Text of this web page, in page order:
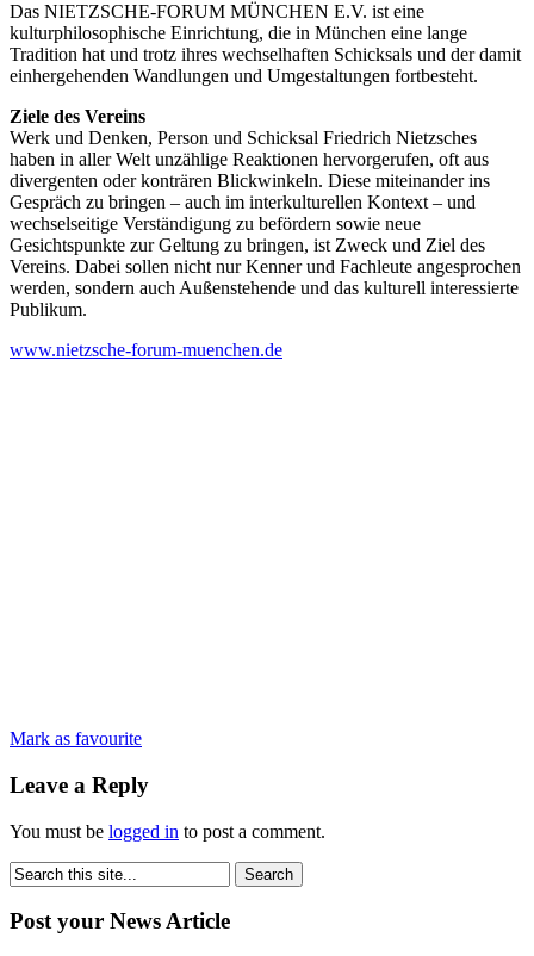
Das NIETZSCHE-FORUM MÜNCHEN E.V. ist eine
kulturphilosophische Einrichtung, die in München eine lange
Tradition hat und trotz ihres wechselhaften Schicksals und der damit
einhergehenden Wandlungen und Umgestaltungen fortbesteht.
Ziele des Vereins
Werk und Denken, Person und Schicksal Friedrich Nietzsches
haben in aller Welt unzählige Reaktionen hervorgerufen, oft aus
divergenten oder konträren Blickwinkeln. Diese miteinander ins
Gespräch zu bringen – auch im interkulturellen Kontext – und
wechselseitige Verständigung zu befördern sowie neue
Gesichtspunkte zur Geltung zu bringen, ist Zweck und Ziel des
Vereins. Dabei sollen nicht nur Kenner und Fachleute angesprochen
werden, sondern auch Außenstehende und das kulturell interessierte
Publikum.
www.nietzsche-forum-muenchen.de
Mark as favourite
Leave a Reply
You must be logged in to post a comment.
Post your News Article